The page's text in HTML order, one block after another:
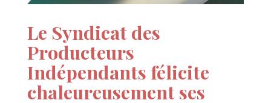
Le Syndicat des
Producteurs
Indépendants félicite
chaleureusement ses